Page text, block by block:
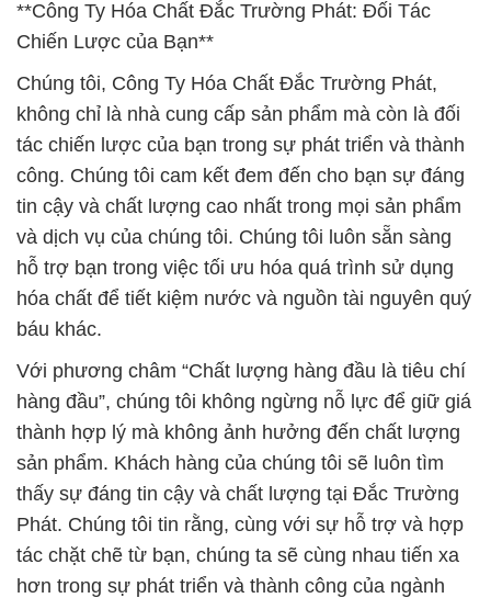
**Công Ty Hóa Chất Đắc Trường Phát: Đối Tác
Chiến Lược của Bạn**
Chúng tôi, Công Ty Hóa Chất Đắc Trường Phát,
không chỉ là nhà cung cấp sản phẩm mà còn là đối
tác chiến lược của bạn trong sự phát triển và thành
công. Chúng tôi cam kết đem đến cho bạn sự đáng
tin cậy và chất lượng cao nhất trong mọi sản phẩm
và dịch vụ của chúng tôi. Chúng tôi luôn sẵn sàng
hỗ trợ bạn trong việc tối ưu hóa quá trình sử dụng
hóa chất để tiết kiệm nước và nguồn tài nguyên quý
báu khác.
Với phương châm “Chất lượng hàng đầu là tiêu chí
hàng đầu”, chúng tôi không ngừng nỗ lực để giữ giá
thành hợp lý mà không ảnh hưởng đến chất lượng
sản phẩm. Khách hàng của chúng tôi sẽ luôn tìm
thấy sự đáng tin cậy và chất lượng tại Đắc Trường
Phát. Chúng tôi tin rằng, cùng với sự hỗ trợ và hợp
tác chặt chẽ từ bạn, chúng ta sẽ cùng nhau tiến xa
hơn trong sự phát triển và thành công của ngành